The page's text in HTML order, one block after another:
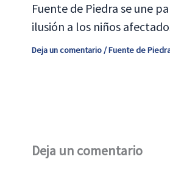
Fuente de Piedra se une
ilusión a los niños
Deja un comentario/Fuente de
Deja un comentario